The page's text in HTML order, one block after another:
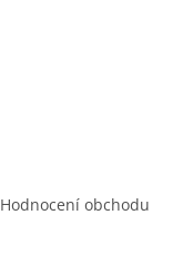
Hodnocení obchodu